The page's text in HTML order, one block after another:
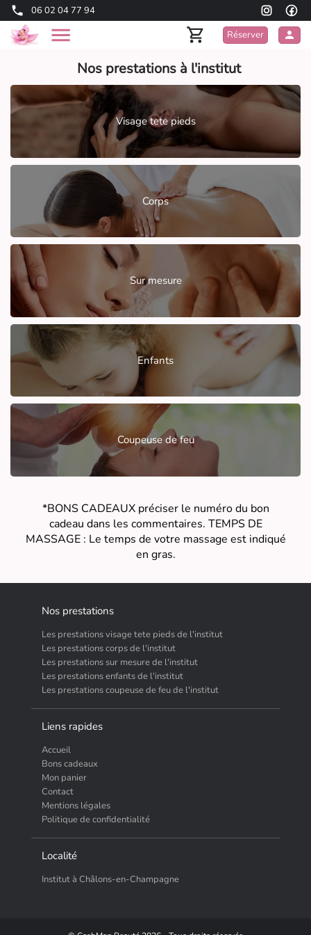
06 02 04 77 94
Réserver
Nos prestations à l'institut
Visage tete pieds
Corps
Sur mesure
Enfants
Coupeuse de feu
*BONS CADEAUX préciser le numéro du bon
cadeau dans les commentaires. TEMPS DE
MASSAGE : Le temps de votre massage est indiqué
en gras.
Nos prestations
Les prestations visage tete pieds de l'institut
Les prestations corps de l'institut
Les prestations sur mesure de l'institut
Les prestations enfants de l'institut
Les prestations coupeuse de feu de l'institut
Liens rapides
Accueil
Bons cadeaux
Mon panier
Contact
Mentions légales
Politique de confidentialité
Localité
Institut à Châlons-en-Champagne